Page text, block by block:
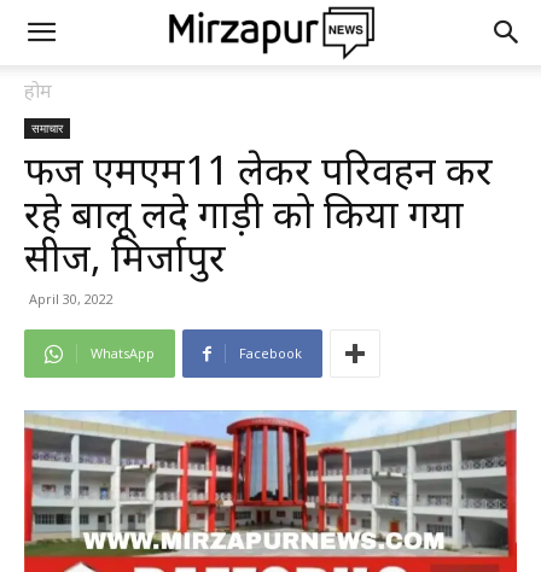
होम
समाचार
फर्जी एमएम11 लेकर परिवहन कर
रहे बालू लदे गाड़ी को किया गया
सीज, मिर्जापुर
April 30, 2022
WhatsApp Facebook